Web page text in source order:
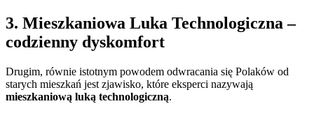
3. Mieszkaniowa Luka Technologiczna –
codzienny dyskomfort
Drugim, równie istotnym powodem odwracania się Polaków od
starych mieszkań jest zjawisko, które eksperci nazywają
mieszkaniową luką technologiczną.